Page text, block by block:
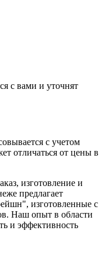
с вами и уточнят
с учетом
отличаться от цены в
изготовление и
предлагает
изготовленные с
Наш опыт в области
и эффективность